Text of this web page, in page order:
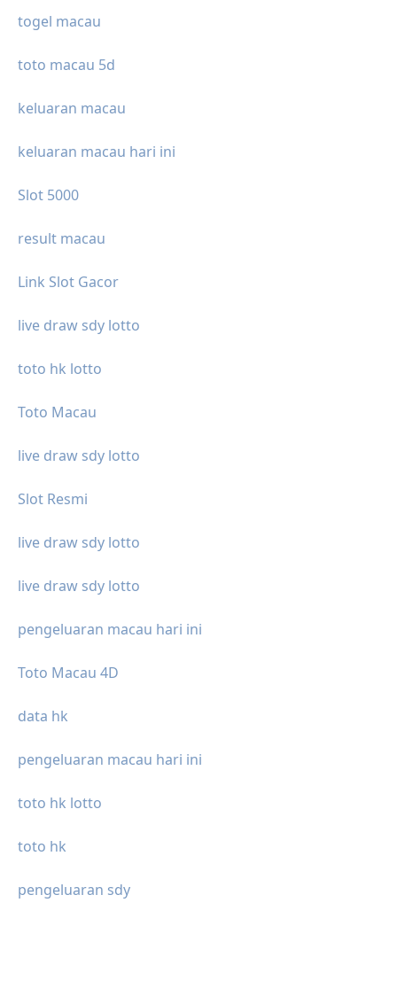
togel macau
toto macau 5d
keluaran macau
keluaran macau hari ini
Slot 5000
result macau
Link Slot Gacor
live draw sdy lotto
toto hk lotto
Toto Macau
live draw sdy lotto
Slot Resmi
live draw sdy lotto
live draw sdy lotto
pengeluaran macau hari ini
Toto Macau 4D
data hk
pengeluaran macau hari ini
toto hk lotto
toto hk
pengeluaran sdy